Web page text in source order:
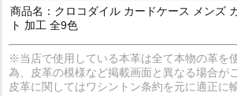
商品名：クロコダイル カードケース メンズ
ト 加工 全9色
※当店で使用している本革は全て本物の革を
為、皮革の模様など掲載画面と異なる場合が
皮革に関してはワシントン条約を元に適正に